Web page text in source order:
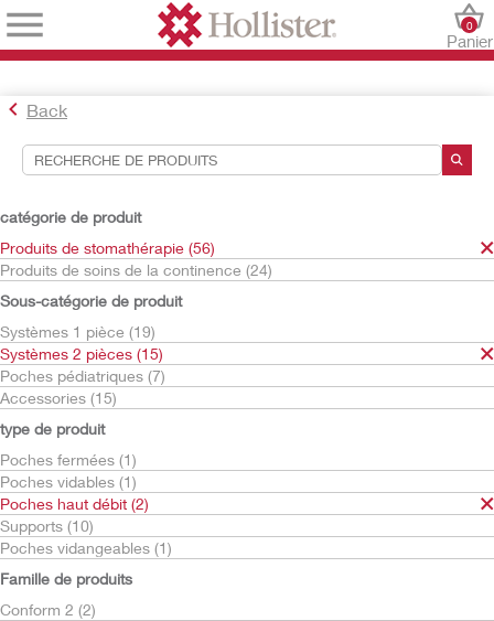
Panier
0
Back
catégorie de produit
Produits de stomathérapie (56)
Produits de soins de la continence (24)
Sous-catégorie de produit
Systèmes 1 pièce (19)
Systèmes 2 pièces (15)
Poches pédiatriques (7)
Accessories (15)
type de produit
Poches fermées (1)
Poches vidables (1)
Poches haut débit (2)
Supports (10)
Poches vidangeables (1)
Famille de produits
Conform 2 (2)
Outils de recherche
Vos sélections:
Produits de stomathérapie
Systèmes 2 pièces
Poches haut débit
Votre sélection correspond à
Trier par: